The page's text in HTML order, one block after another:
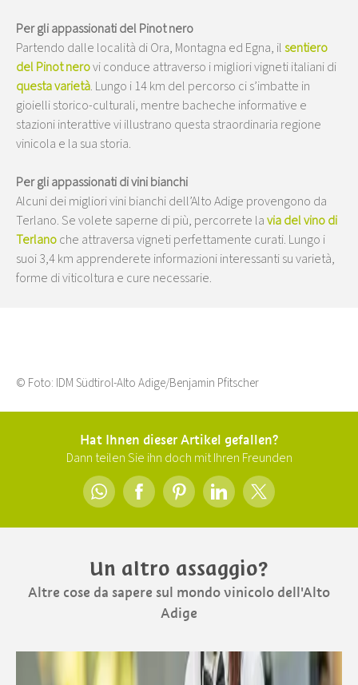
Per gli appassionati del Pinot nero
Partendo dalle località di Ora, Montagna ed Egna, ilsentiero
del Pinot nerovi conduce attraverso i migliori vigneti italiani di
questa varietà. Lungo i 14 km del percorso ci s’imbatte in
gioielli storico-culturali, mentre bacheche informative e
stazioni interattive vi illustrano questa straordinaria regione
vinicola e la sua storia.
Per gli appassionati di vini bianchi
Alcuni dei migliori vini bianchi dell’Alto Adige provengono da
Terlano. Se volete saperne di più, percorrete lavia del vino di
Terlanoche attraversa vigneti perfettamente curati. Lungo i
suoi 3,4 km apprenderete informazioni interessanti su varietà,
forme di viticoltura e cure necessarie.
© Foto: IDM Südtirol-Alto Adige/Benjamin Pfitscher
Hat Ihnen dieser Artikel gefallen?
Dann teilen Sie ihn doch mit Ihren Freunden
Un altro assaggio?
Altre cose da sapere sul mondo vinicolo dell'Alto
Adige